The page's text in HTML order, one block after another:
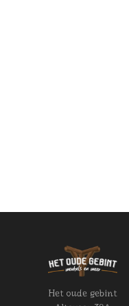
Het oude gebint